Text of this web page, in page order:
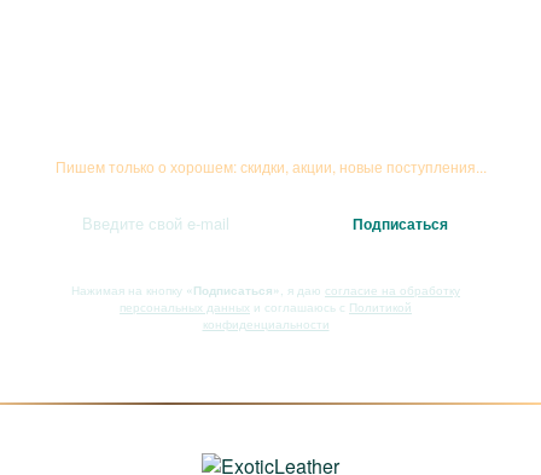
Пишем только о хорошем: скидки, акции, новые поступления...
Нажимая на кнопку «Подписаться» , я даю согласие на обработку
персональных данных и соглашаюсь с Политикой
конфиденциальности